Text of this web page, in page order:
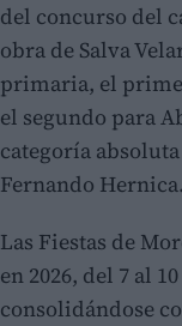
del concurso del
obra de Salva
primaria, el
el segundo para
categoría
Fernando Hernica.
Las Fiestas de
en 2026, del 7 al
consolidándose